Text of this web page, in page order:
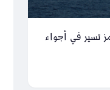
تسير في أجواء